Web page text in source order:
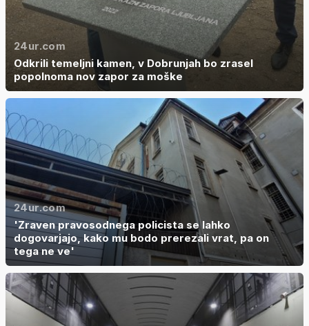
24ur.com
Odkrili temeljni kamen, v Dobrunjah bo zrasel
popolnoma nov zapor za moške
24ur.com
'Zraven pravosodnega policista se lahko
dogovarjajo, kako mu bodo prerezali vrat, pa on
tega ne ve'